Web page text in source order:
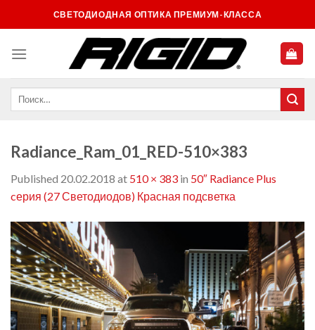
to
СВЕТОДИОДНАЯ ОПТИКА ПРЕМИУМ-КЛАССА
Radiance_Ram_01_RED-510×383
Published 20.02.2018 at 510 × 383 in 50″ Radiance Plus
cерия (27 Светодиодов) Красная подсветка